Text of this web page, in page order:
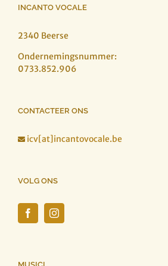
INCANTO VOCALE
2340 Beerse
Ondernemingsnummer:
0733.852.906
CONTACTEER ONS
 icv[at]incantovocale.be
VOLG ONS